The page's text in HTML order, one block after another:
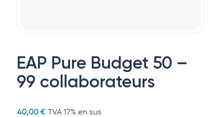
EAP Pure Budget 50 –
99 collaborateurs
40,00 € TVA 17% en sus